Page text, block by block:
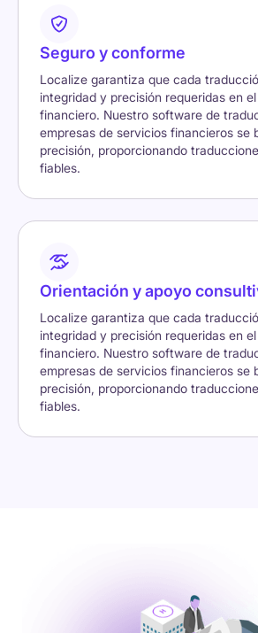
Seguro y conforme
Localize garantiza que cada
integridad y precisión requeridas en
financiero. Nuestro software de
empresas de servicios financieros se
precisión, proporcionando
fiables.
Orientación y apoyo
Localize garantiza que cada
integridad y precisión requeridas en
financiero. Nuestro software de
empresas de servicios financieros se
precisión, proporcionando
fiables.